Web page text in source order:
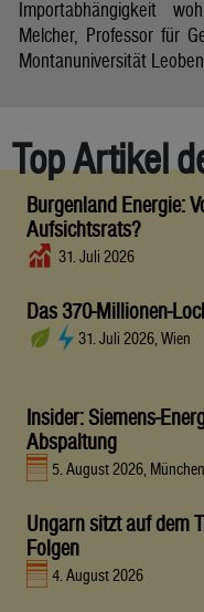
Importabhängigkeit
Melcher, Professor für
Montanuniversität
Top Artikel
Burgenland Energie:
Aufsichtsrats?
31. Juli 2026
Das 370-Millionen-
31. Juli 2026, Wien
Insider: Siemens-
Abspaltung
5. August 2026, München
Ungarn sitzt auf dem
Folgen
4. August 2026